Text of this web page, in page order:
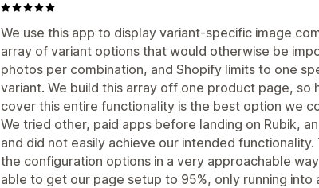
We use this app to display variant-specific image
array of variant options that would otherwise be
photos per combination, and Shopify limits to one
variant. We build this array off one product page, so
cover this entire functionality is the best option we
We tried other, paid apps before landing on Rubik,
and did not easily achieve our intended
the configuration options in a very approachable
able to get our page setup to 95%, only running into